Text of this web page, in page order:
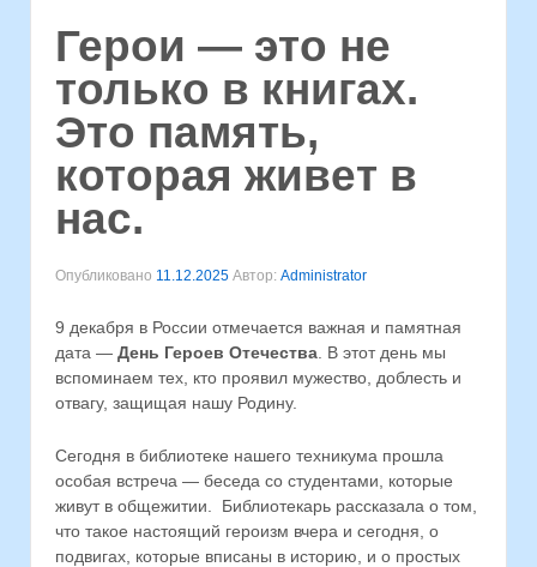
Герои — это не
только в книгах.
Это память,
которая живет в
нас.
Опубликовано 11.12.2025 Автор: Administrator
9 декабря в России отмечается важная и памятная
дата — День Героев Отечества . В этот день мы
вспоминаем тех, кто проявил мужество, доблесть и
отвагу, защищая нашу Родину.
Сегодня в библиотеке нашего техникума прошла
особая встреча — беседа со студентами, которые
живут в общежитии. Библиотекарь рассказала о том,
что такое настоящий героизм вчера и сегодня, о
подвигах, которые вписаны в историю, и о простых